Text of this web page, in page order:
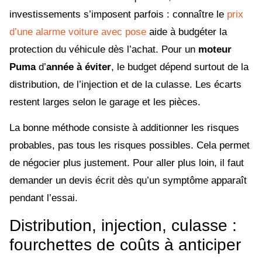
investissements s’imposent parfois : connaître le prix
d’une alarme voiture avec pose aide à budgéter la
protection du véhicule dès l’achat. Pour un moteur
Pumad’année à éviter, le budget dépend surtout de la
distribution, de l’injection et de la culasse. Les écarts
restent larges selon le garage et les pièces.
La bonne méthode consiste à additionner les risques
probables, pas tous les risques possibles. Cela permet
de négocier plus justement. Pour aller plus loin, il faut
demander un devis écrit dès qu’un symptôme apparaît
pendant l’essai.
Distribution, injection, culasse :
fourchettes de coûts à anticiper